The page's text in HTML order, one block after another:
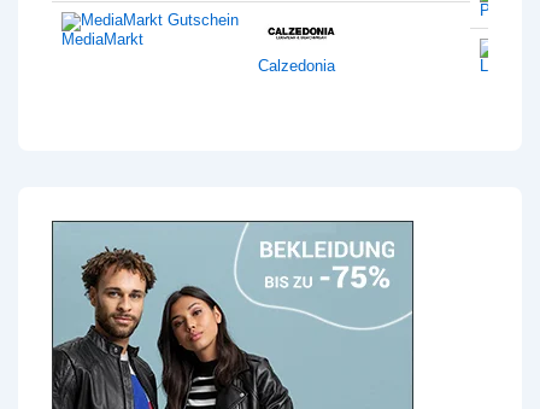
MediaMarkt
Calzedonia
Philips